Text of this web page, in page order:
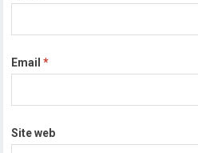
Email*
Site web